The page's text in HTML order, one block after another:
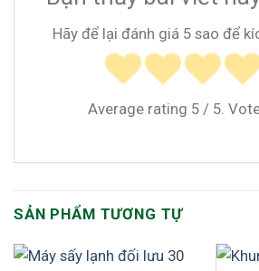
Hãy để lại đánh giá 5 sao để
Average rating 5/ 5.
SẢN PHẨM TƯƠNG TỰ